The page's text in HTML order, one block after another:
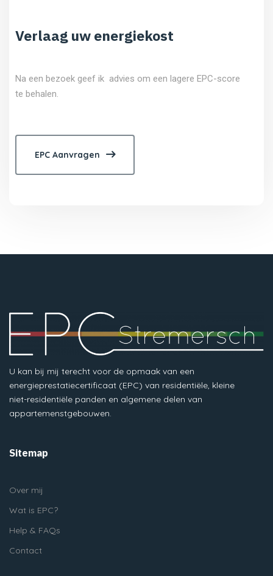
Verlaag uw energiekost
Na een bezoek geef ik advies om een lagere EPC-score
te behalen.
EPC Aanvragen
U kan bij mij terecht voor de opmaak van een
energieprestatiecertificaat (EPC) van residentiële, kleine
niet-residentiële panden en algemene delen van
appartemenstgebouwen.
Sitemap
Over mij
Wat is EPC?
Help & FAQs
Contact